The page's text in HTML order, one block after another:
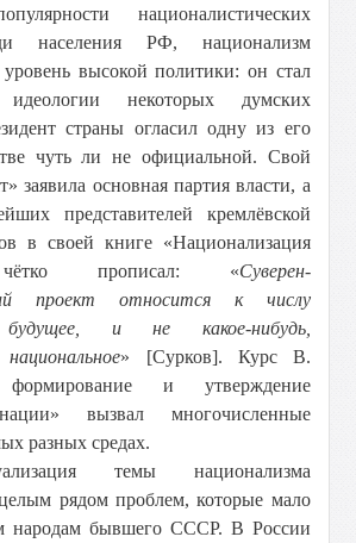
националистических
населения РФ, национализм
высокой политики: он стал
идеологии некоторых думских
страны огласил одну из его
чуть ли не официальной. Свой
заявила основная партия власти, а
представителей кремлёвской
в своей книге «Национализация
чётко прописал: «Суверен-
проект относится к числу
будущее, и не какое-нибудь,
» [Сурков]. Курс В.
и утверждение
вызвал многочисленные
разных средах.
темы национализма
целым рядом проблем, которые мало
народам бывшего СССР. В России